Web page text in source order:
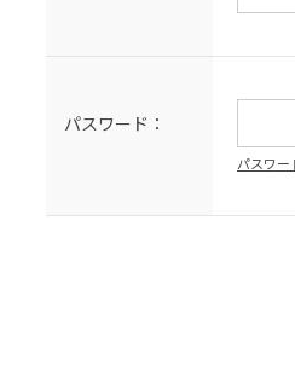
パスワード：
パスワ